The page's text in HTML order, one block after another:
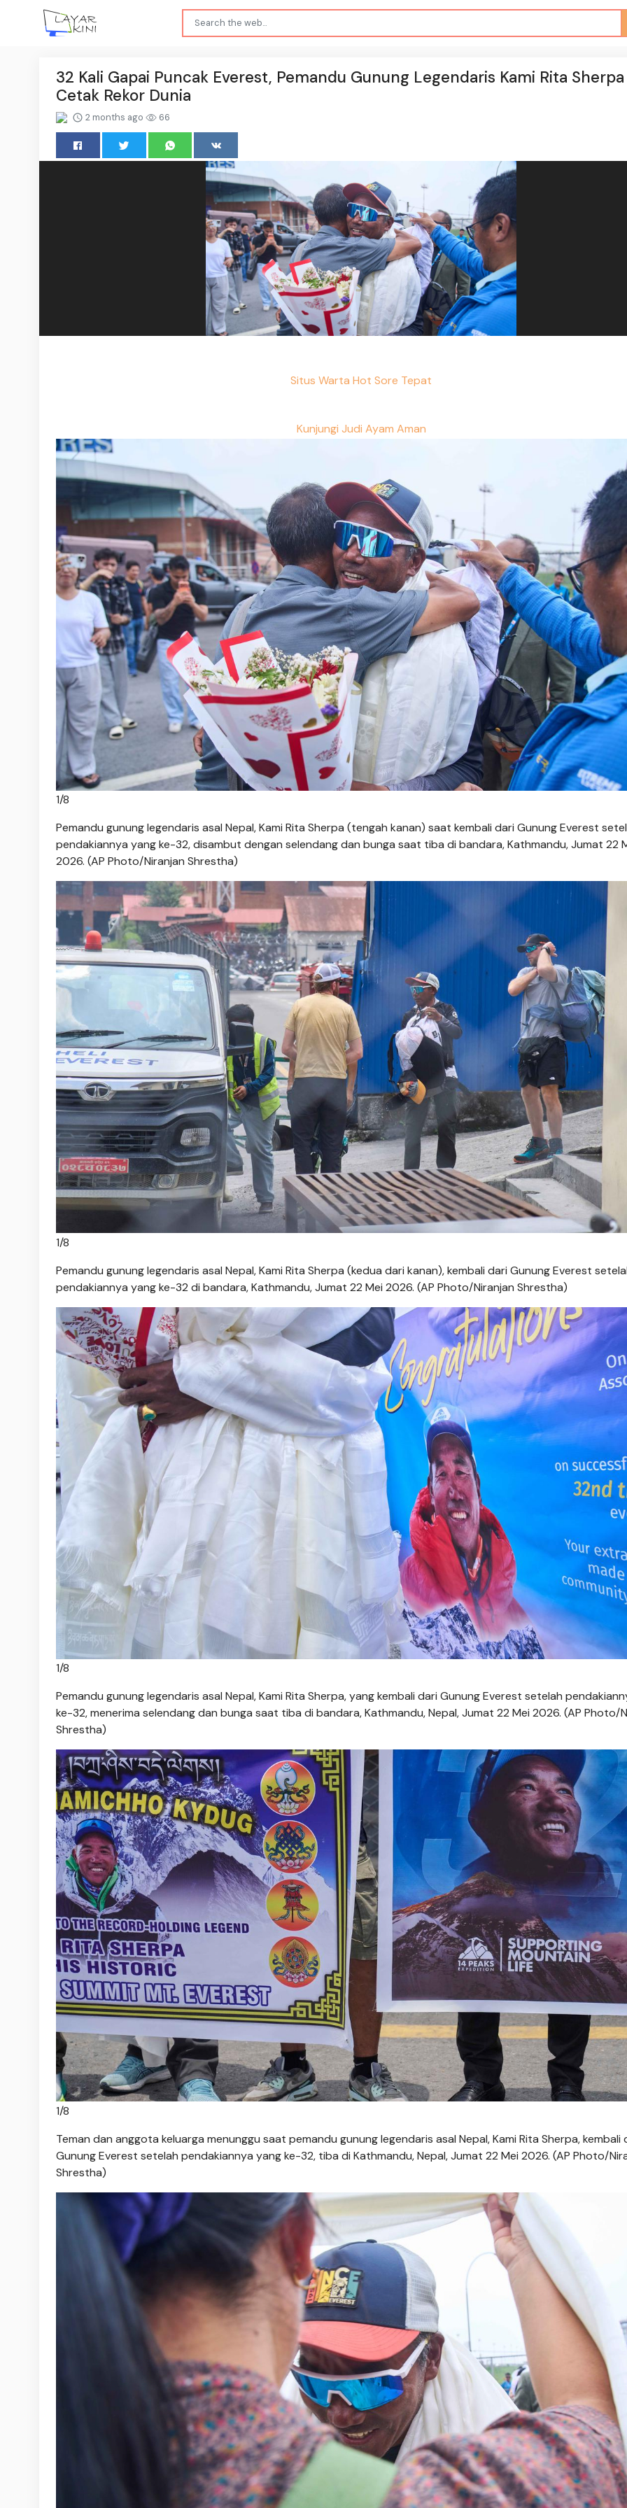
32 Kali Gapai Puncak Everest, Pemandu Gunung Legendaris Kami Rita Sherpa
Cetak Rekor Dunia
2 months ago 66
Situs Warta Hot Sore Tepat
Kunjungi Judi Ayam Aman
1/8
Pemandu gunung legendaris asal Nepal, Kami Rita Sherpa (tengah kanan) saat kembali dari Gunung Everest
pendakiannya yang ke-32, disambut dengan selendang dan bunga saat tiba di bandara, Kathmandu, Jumat 22
2026. (AP Photo/Niranjan Shrestha)
1/8
Pemandu gunung legendaris asal Nepal, Kami Rita Sherpa (kedua dari kanan), kembali dari Gunung Everest
pendakiannya yang ke-32 di bandara, Kathmandu, Jumat 22 Mei 2026. (AP Photo/Niranjan Shrestha)
1/8
Pemandu gunung legendaris asal Nepal, Kami Rita Sherpa, yang kembali dari Gunung Everest setelah
ke-32, menerima selendang dan bunga saat tiba di bandara, Kathmandu, Nepal, Jumat 22 Mei 2026. (AP Photo/
Shrestha)
1/8
Teman dan anggota keluarga menunggu saat pemandu gunung legendaris asal Nepal, Kami Rita Sherpa, kembali
Gunung Everest setelah pendakiannya yang ke-32, tiba di Kathmandu, Nepal, Jumat 22 Mei 2026. (AP Photo/
Shrestha)